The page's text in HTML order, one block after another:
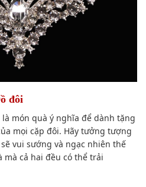
đôi
món quà ý nghĩa để dành tặng
mọi cặp đôi. Hãy tưởng tượng
sẽ vui sướng và ngạc nhiên thế
mà cả hai đều có thể trải